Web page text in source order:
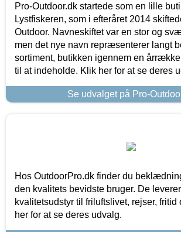
Pro-Outdoor.dk startede som en lille
Lystfiskeren, som i efteråret 2014
Outdoor. Navneskiftet var en stor og
men det nye navn repræsenterer langt
sortiment, butikken igennem en
til at indeholde. Klik her for at se deres
Se udvalget på Pro-
Hos OutdoorPro.dk finder du
den kvalitets bevidste bruger. De
kvalitetsudstyr til friluftslivet, rejser, fritid
her for at se deres udvalg.